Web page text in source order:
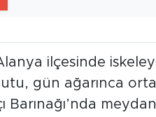
ilçesinde
gün ağarınca
Barınağı’nda